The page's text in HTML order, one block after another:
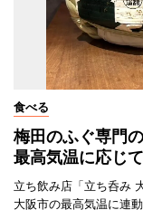
食べる
梅田のふぐ専門
最高気温に応じ
立ち飲み店「立ち呑み
大阪市の最高気温に連